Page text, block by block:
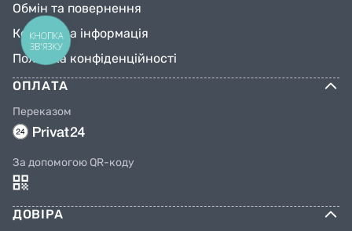
Обмін та повернення
Контактна інформація
Політика конфіденційності
ОПЛАТА
Переказом
За допомогою QR-коду
ДОВІРА
КНОПКА
ЗВ'ЯЗКУ